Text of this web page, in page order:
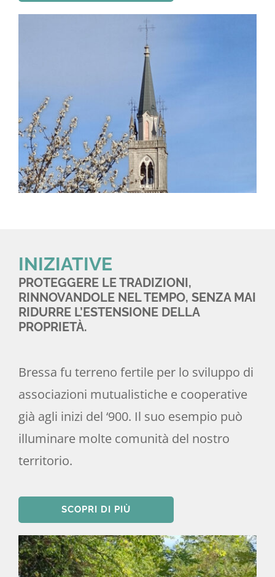
INIZIATIVE
PROTEGGERE LE TRADIZIONI,
RINNOVANDOLE NEL TEMPO, SENZA MAI
RIDURRE L’ESTENSIONE DELLA
PROPRIETÀ.
Bressa fu terreno fertile per lo sviluppo di
associazioni mutualistiche e cooperative
già agli inizi del ‘900. Il suo esempio può
illuminare molte comunità del nostro
territorio.
SCOPRI DI PIÙ